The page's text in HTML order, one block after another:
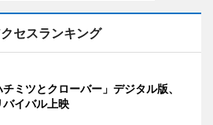
セスランキング
ミツとクローバー」デジタル版、
バイバル上映